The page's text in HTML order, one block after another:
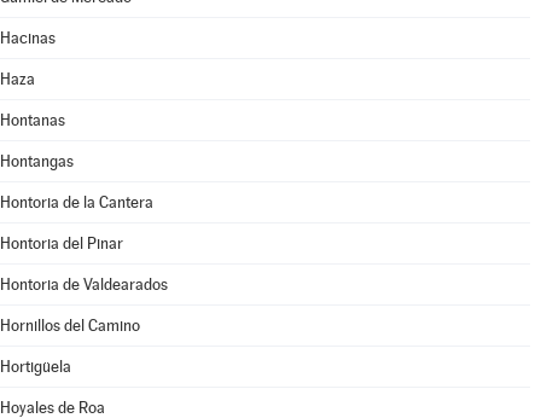
Hacinas
Haza
Hontanas
Hontangas
Hontoria de la Cantera
Hontoria del Pinar
Hontoria de Valdearados
Hornillos del Camino
Hortigüela
Hoyales de Roa